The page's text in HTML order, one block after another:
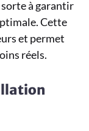
à garantir
Cette
et permet
réels.